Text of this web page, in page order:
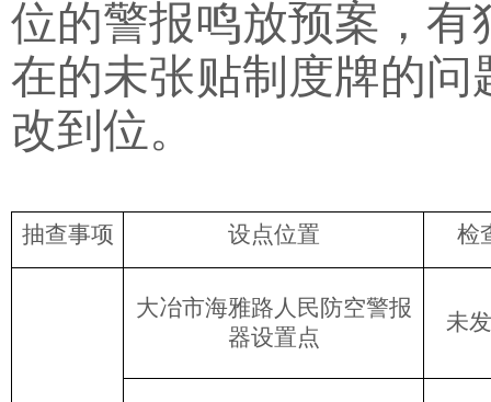
位的警报鸣放预案，
在的未张贴制度牌的
改到位。
抽查事项 设点位置 检
大冶市海雅路人民防空警报
器设置点
未